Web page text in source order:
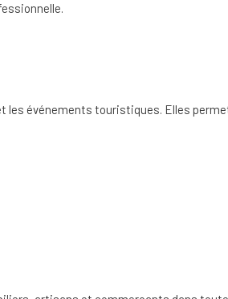
les événements touristiques. Elles